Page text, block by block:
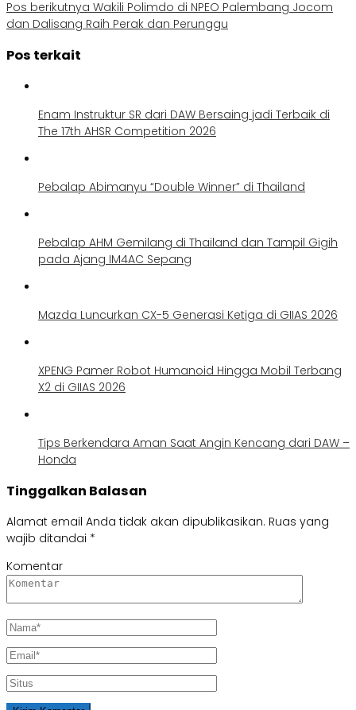
Pos berikutnya Wakili Polimdo di NPEO Palembang Jocom
dan Dalisang Raih Perak dan Perunggu
Pos terkait
Enam Instruktur SR dari DAW Bersaing jadi Terbaik di
The 17th AHSR Competition 2026
Pebalap Abimanyu “Double Winner” di Thailand
Pebalap AHM Gemilang di Thailand dan Tampil Gigih
pada Ajang IM4AC Sepang
Mazda Luncurkan CX-5 Generasi Ketiga di GIIAS 2026
XPENG Pamer Robot Humanoid Hingga Mobil Terbang
X2 di GIIAS 2026
Tips Berkendara Aman Saat Angin Kencang dari DAW –
Honda
Tinggalkan Balasan
Alamat email Anda tidak akan dipublikasikan. Ruas yang
wajib ditandai *
Komentar